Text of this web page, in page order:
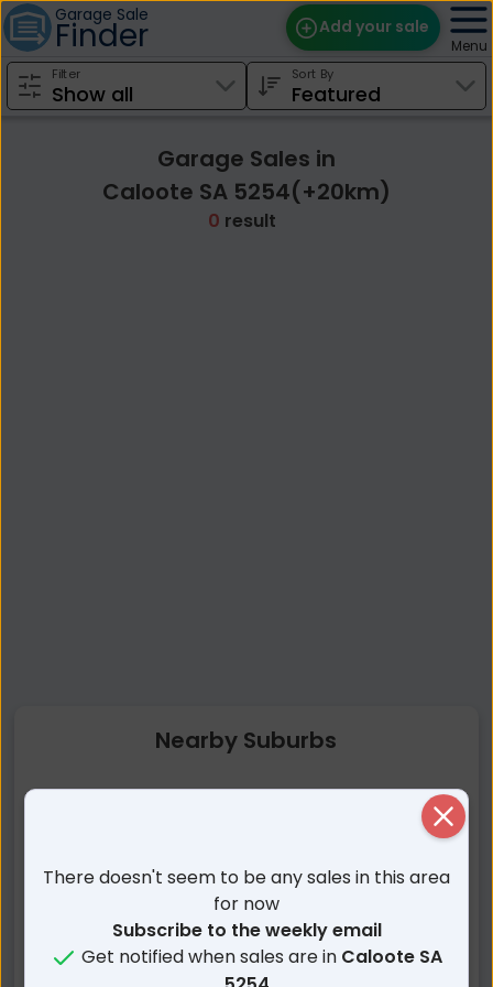
Garage Sale
Finder Add your sale
Find Sales
Edit Your Sale
Menu
Filter Sort By
Garage Sales in
Caloote SA 5254(+20km)
0 result
Nearby Suburbs
Mypolonga SA
Woodlane SA
Cowirra SA
Bolto SA
Pompoota SA
There doesn't seem to be any sales in this area
for now
Subscribe to the weekly email
Get notified when sales are in Caloote SA